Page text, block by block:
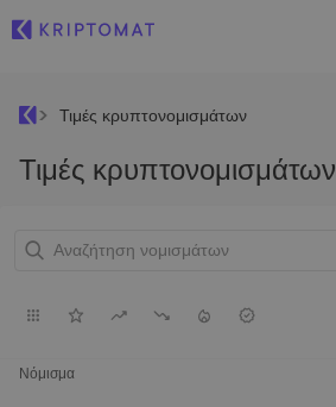
Τιμές κρυπτονομισμάτων
Τιμές κρυπτονομισμάτων
Νόμισμα